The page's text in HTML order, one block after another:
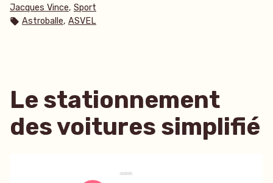
dans
Jacques Vince, Sport
Étiquettes :
Astroballe, ASVEL
Le stationnement
des voitures simplifié